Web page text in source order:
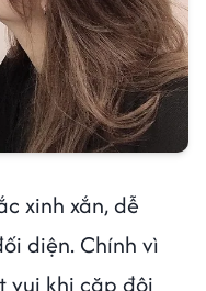
xinh xắn, dễ
diện. Chính vì
vui khi cặp đôi